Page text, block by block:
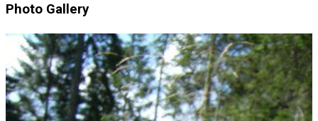
Photo Gallery